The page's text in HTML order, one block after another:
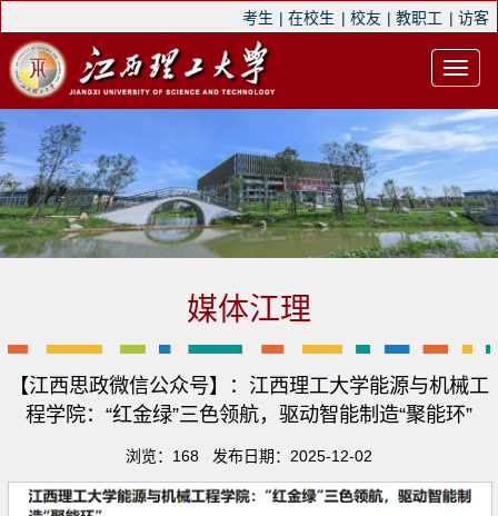
考生 | 在校生 | 校友 | 教职工 | 访客
媒体江理
【江西思政微信公众号】：江西理工大学能源与机械工
程学院：“红金绿”三色领航，驱动智能制造“聚能环”
浏览： 168 发布日期：2025-12-02